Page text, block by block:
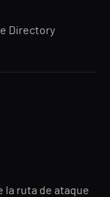
Directory
la ruta de ataque